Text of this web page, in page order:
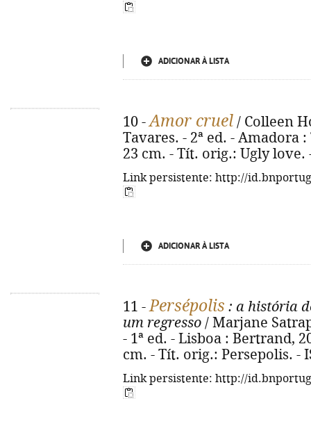
ADICIONAR À LISTA
10 -Amor cruel / Colleen
Tavares. - 2ª ed. - Amadora
23 cm. - Tít. orig.: Ugly love.
Link persistente: http://
ADICIONAR À LISTA
11 -Persépolis : a história
um regresso / Marjane
- 1ª ed. - Lisboa : Bertrand,
cm. - Tít. orig.: Persepolis. -
Link persistente: http://